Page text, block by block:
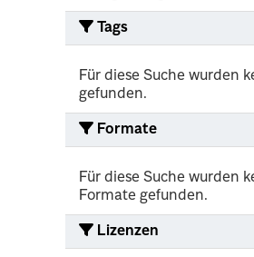
Tags
Für diese Suche wurden
gefunden.
Formate
Für diese Suche wurden
Formate gefunden.
Lizenzen